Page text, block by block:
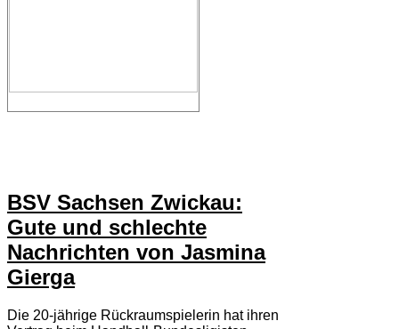
BSV Sachsen Zwickau:
Gute und schlechte
Nachrichten von Jasmina
Gierga
Die 20-jährige Rückraumspielerin hat ihren